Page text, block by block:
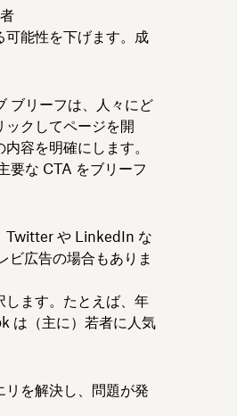
可能性を下げます。成
ブリーフは、人々にど
ックしてページを開
容を明確にします。
要な CTA をブリーフ
Twitter や LinkedIn な
ビ広告の場合もありま
ます。たとえば、年
は（主に）若者に人気
を解決し、問題が発